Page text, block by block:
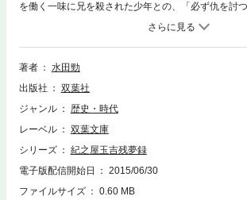
を働く一味に兄を殺された少年との、「必ず仇を討
ために今回は奉行所からの依頼ではなく、自ら志願
だった。そんななか、久しぶりの大漁の予感に沸く
の問題が持ち上がり――。はたして玉吉は、強盗団
るのか!? 大好評シリーズ第三弾！
著者
水田勁
出版社
双葉社
ジャンル
歴史・時代
レーベル
双葉文庫
シリーズ
紀之屋玉吉残夢録
電子版配信開始日
2015/06/30
ファイルサイズ
0.60 MB